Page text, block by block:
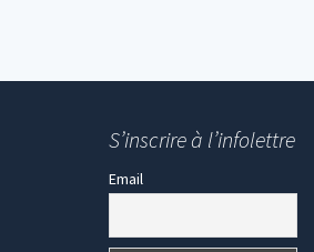
S’inscrire à l’infolettre
Email